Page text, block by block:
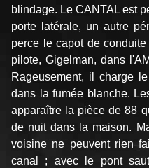
blindage. Le CANTAL est
porte latérale, un autre
perce le capot de
pilote, Gigelman, dans
Rageusement, il charge
dans la fumée blanche.
apparaître la pièce de 88
de nuit dans la maison.
voisine ne peuvent rien
canal ; avec le pont